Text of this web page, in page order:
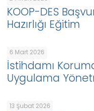
KOOP-DES
Hazırlığı Eğitim
6 Mart 2026
İstihdamı
Uygulama
13 Şubat 2026